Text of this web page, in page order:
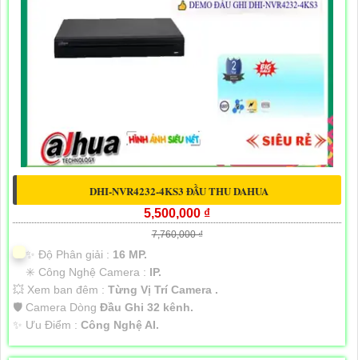
DHI-NVR4232-4KS3 ĐẦU THU DAHUA
5,500,000 ₫
7,760,000 ₫
✨ Độ Phân giải : 16 MP.
✳️ Công Nghệ Camera : IP.
💥 Xem ban đêm : Từng Vị Trí Camera .
🛡 Camera Dòng Đầu Ghi 32 kênh.
️✨ Ưu Điểm : Công Nghệ AI.